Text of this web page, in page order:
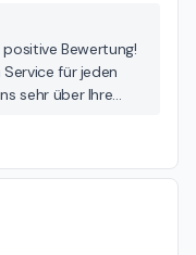
positive Bewertung!
für jeden
sehr über Ihre